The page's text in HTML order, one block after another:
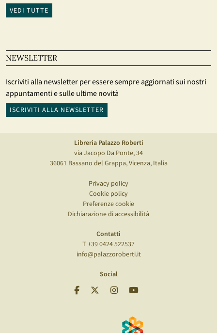
VEDI TUTTE
NEWSLETTER
Iscriviti alla newsletter per essere sempre aggiornati sui nostri
appuntamenti e sulle ultime novità
ISCRIVITI ALLA NEWSLETTER
Libreria Palazzo Roberti
via Jacopo Da Ponte, 34
36061 Bassano del Grappa, Vicenza, Italia
Privacy policy
Cookie policy
Preferenze cookie
Dichiarazione di accessibilità
Contatti
T +39 0424 522537
info@palazzoroberti.it
Social